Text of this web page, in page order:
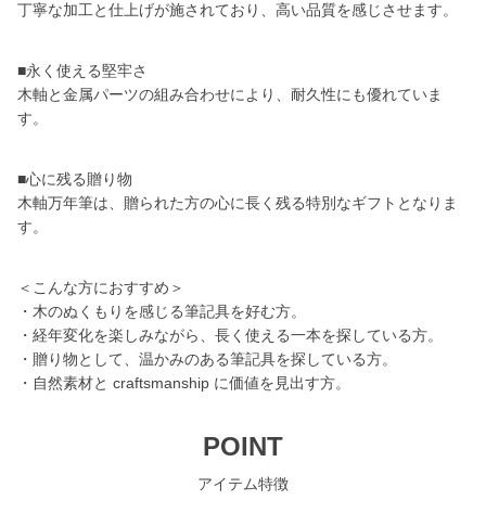
丁寧な加工と仕上げが施されており、高い品質を感じさせます。
■永く使える堅牢さ
木軸と金属パーツの組み合わせにより、耐久性にも優れていま
す。
■心に残る贈り物
木軸万年筆は、贈られた方の心に長く残る特別なギフトとなりま
す。
＜こんな方におすすめ＞
・木のぬくもりを感じる筆記具を好む方。
・経年変化を楽しみながら、長く使える一本を探している方。
・贈り物として、温かみのある筆記具を探している方。
・自然素材と craftsmanship に価値を見出す方。
POINT
アイテム特徴